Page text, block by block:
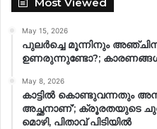
May 15, 2026
പുലർച്ചെ മൂന്നിനും
ഉണരുന്നുണ്ടോ?;
May 8, 2026
കാട്ടിൽ കൊണ്ടുവന്നതും
അച്ഛനാണ്’; ക്രൂരതയുടെ
മൊഴി, പിതാവ് പിടിയിൽ